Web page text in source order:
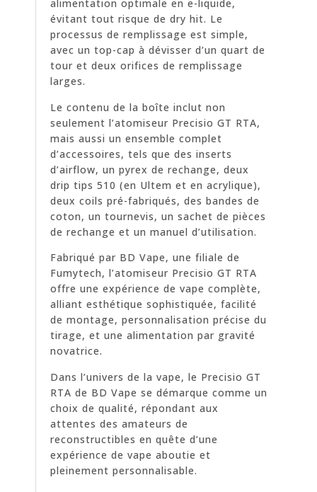
alimentation optimale en e-liquide,
évitant tout risque de dry hit. Le
processus de remplissage est simple,
avec un top-cap à dévisser d’un quart de
tour et deux orifices de remplissage
larges.
Le contenu de la boîte inclut non
seulement l’atomiseur Precisio GT RTA,
mais aussi un ensemble complet
d’accessoires, tels que des inserts
d’airflow, un pyrex de rechange, deux
drip tips 510 (en Ultem et en acrylique),
deux coils pré-fabriqués, des bandes de
coton, un tournevis, un sachet de pièces
de rechange et un manuel d’utilisation.
Fabriqué par BD Vape, une filiale de
Fumytech, l’atomiseur Precisio GT RTA
offre une expérience de vape complète,
alliant esthétique sophistiquée, facilité
de montage, personnalisation précise du
tirage, et une alimentation par gravité
novatrice.
Dans l’univers de la vape, le Precisio GT
RTA de BD Vape se démarque comme un
choix de qualité, répondant aux
attentes des amateurs de
reconstructibles en quête d’une
expérience de vape aboutie et
pleinement personnalisable.